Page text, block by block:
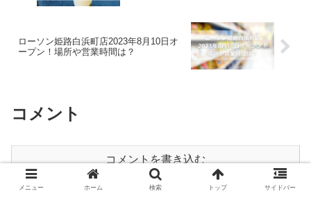
ローソン姫路白浜町店2023年8月10日オ
ープン！場所や営業時間は？
コメント
コメントを書き込む
メニュー ホーム 検索 トップ サイドバー